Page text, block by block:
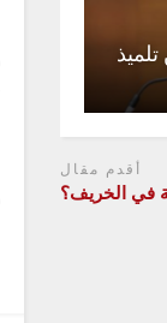
8 ملايين تلميذ
أقدم مقال
في الخريف؟